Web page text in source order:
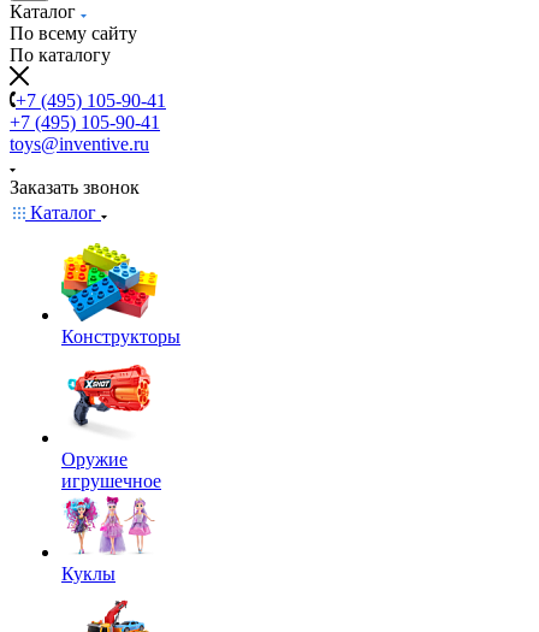
Каталог
По всему сайту
По каталогу
+7 (495) 105-90-41
+7 (495) 105-90-41
toys@inventive.ru
Заказать звонок
Каталог
Конструкторы
Оружие
игрушечное
Куклы